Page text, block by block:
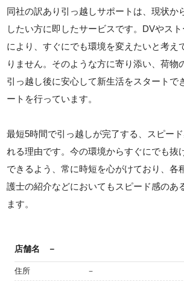
同社の訳あり引っ越しサポートは、現状か
したい方に即したサービスです。DVやス
により、すぐにでも環境を変えたいと考え
りません。そのような方に寄り添い、荷物
引っ越し後に安心して新生活をスタートで
ートを行っています。
最短5時間で引っ越しが完了する、スピー
れる理由です。今の環境からすぐにでも抜
できるよう、常に時短を心がけており、各
護士の紹介などにおいてもスピード感のあ
ます。
店舗名 －
住所 －